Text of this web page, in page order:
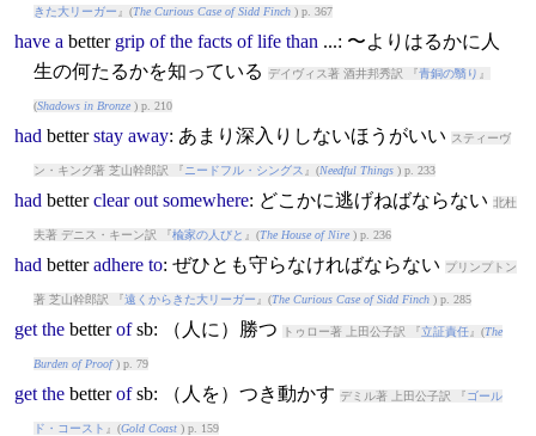
きた大リーガー 』(The Curious Case of Sidd Finch) p. 367
have a better grip of the facts of life than ...: 〜よりはるかに人
生の何たるかを知っている
デイヴィス著 酒井邦秀訳 『青銅の翳り 』
(Shadows in Bronze) p. 210
had better stay away: あまり深入りしないほうがいい スティーヴ
ン・キング著 芝山幹郎訳 『 ニードフル・シングス 』(Needful Things) p. 233
had better clear out somewhere: どこかに逃げねばならない 北杜
夫著 デニス・キーン訳 『楡家の人びと 』(The House of Nire) p. 236
had better adhere to: ぜひとも守らなければならない プリンプトン
著 芝山幹郎訳 『遠くからきた大リーガー 』(The Curious Case of Sidd Finch) p. 285
get the better ofsb: （人に）勝つ トゥロー著 上田公子訳 『立証責任』(The
Burden of Proof) p. 79
get the better ofsb: （人を）つき動かす デミル著 上田公子訳 『ゴール
ド・コースト 』(Gold Coast) p. 159